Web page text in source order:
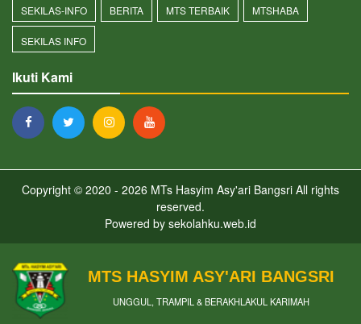
SEKILAS-INFO BERITA MTS TERBAIK MTSHABA
SEKILAS INFO
Ikuti Kami
Copyright © 2020 - 2026 MTs Hasyim Asy'ari Bangsri All rights
reserved.
Powered by sekolahku.web.id
MTS HASYIM ASY'ARI BANGSRI
UNGGUL, TRAMPIL & BERAKHLAKUL KARIMAH